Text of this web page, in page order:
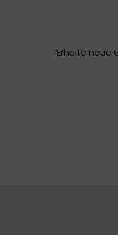
Erhalte neue